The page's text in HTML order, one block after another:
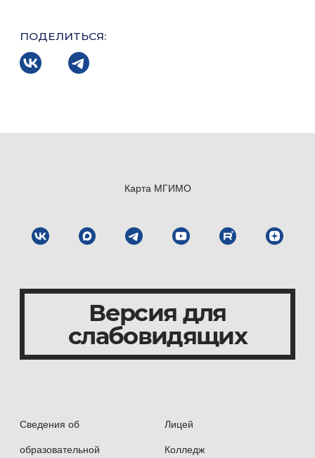
ПОДЕЛИТЬСЯ:
Сведения об
образовательной
Лицей
Колледж
Карта МГИМО
Версия для
слабовидящих